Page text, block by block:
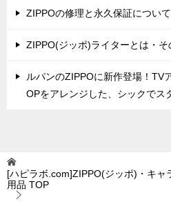
ZIPPOの修理と永久保証について
ZIPPO(ジッポ)ライターとは・
ルパンのZIPPOに新作登場！TV
OPをアレンジした、シックでス
[ハピラボ.com]ZIPPO(ジッポ)・キャ
用品 TOP